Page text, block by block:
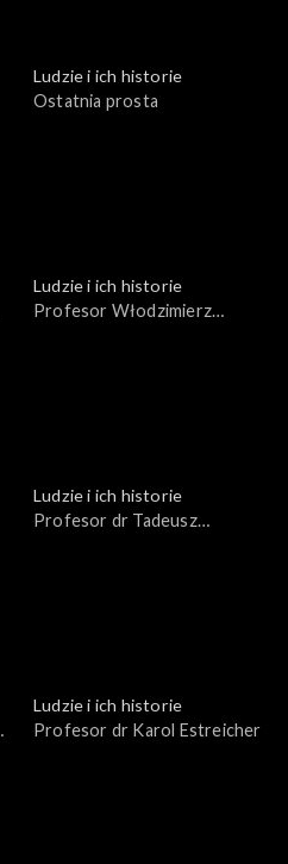
Ludzie i ich historie
Ostatnia prosta
Ludzie i ich historie
Profesor Włodzimierz
Ludzie i ich historie
Profesor dr Tadeusz
Ludzie i ich historie
Profesor dr Karol Estreicher